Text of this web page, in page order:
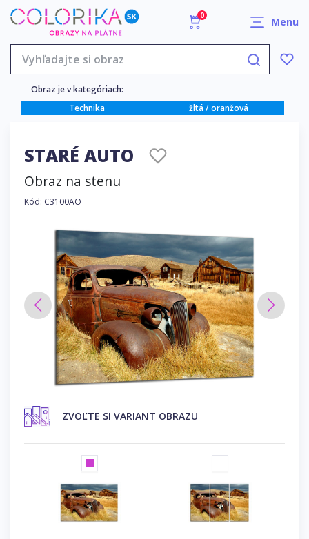
0 Menu
Obraz je v kategóriach:
Technika
žltá / oranžová
STARÉ AUTO
Obraz na stenu
Kód: C3100AO
ZVOĽTE SI VARIANT OBRAZU